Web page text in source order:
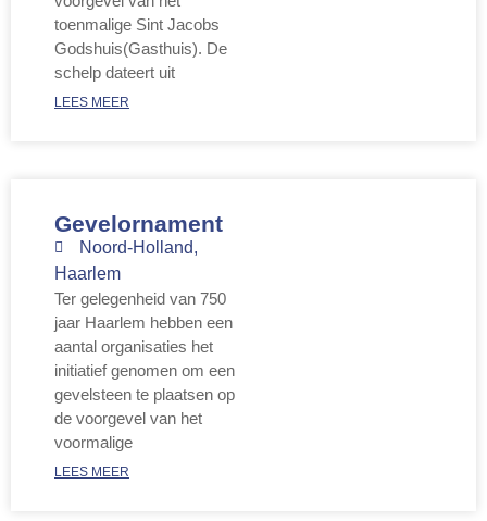
toenmalige Sint Jacobs
Godshuis(Gasthuis). De
schelp dateert uit
LEES MEER
Gevelornament
Noord-Holland,
Haarlem
Ter gelegenheid van 750
jaar Haarlem hebben een
aantal organisaties het
initiatief genomen om een
gevelsteen te plaatsen op
de voorgevel van het
voormalige
LEES MEER